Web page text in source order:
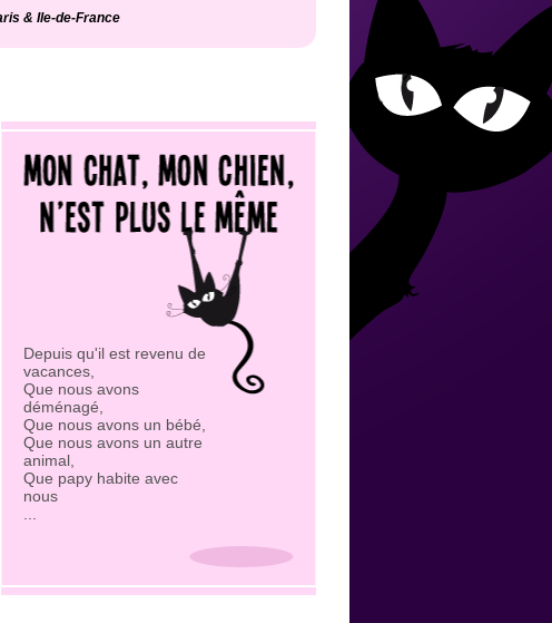
& Ile-de-France
Depuis qu'il est revenu de
vacances,
Que nous avons
déménagé,
Que nous avons un bébé,
Que nous avons un autre
animal,
Que papy habite avec
nous